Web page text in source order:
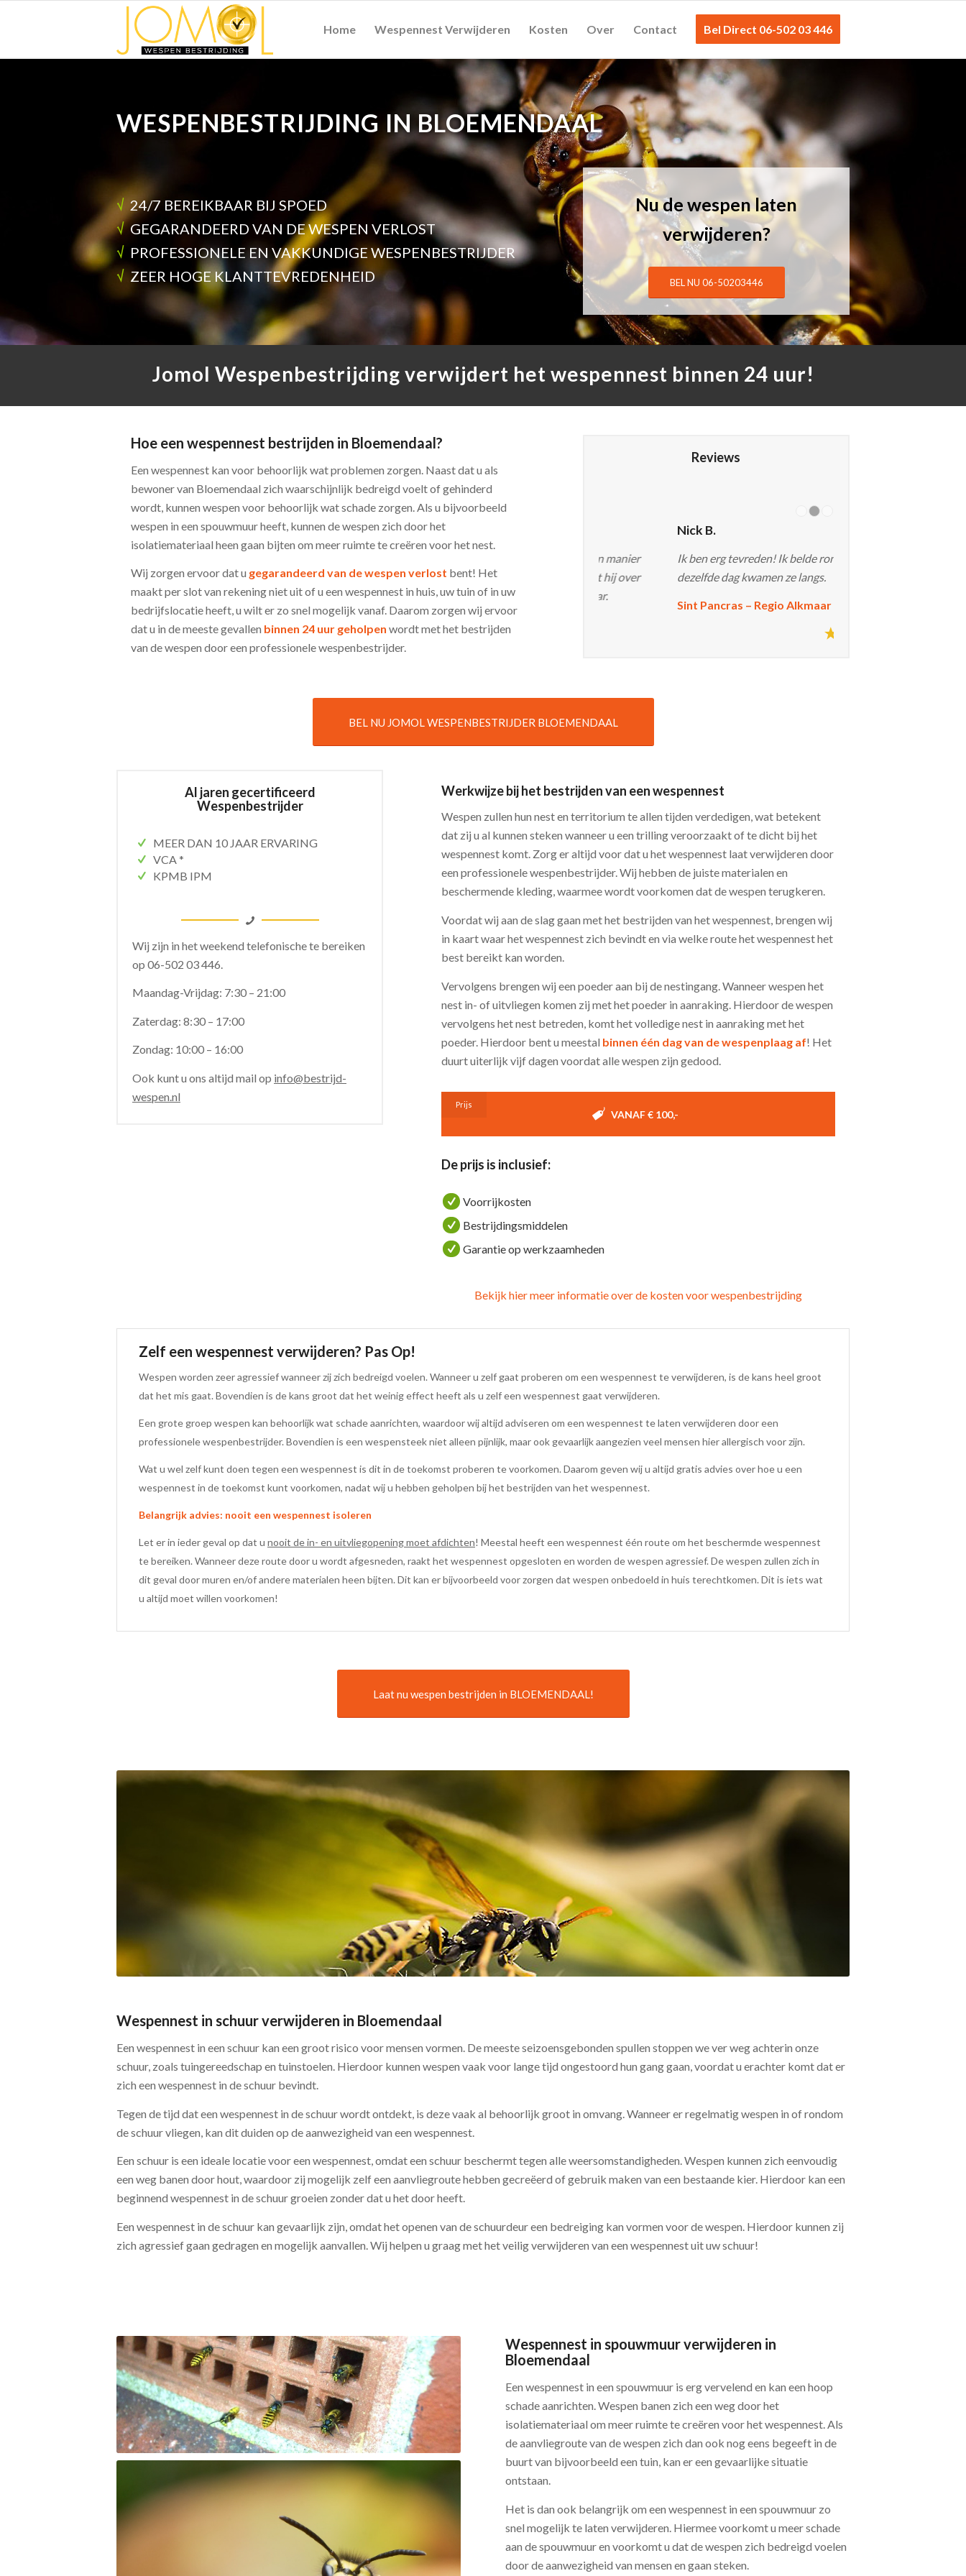
Home Wespennest Verwijderen Kosten Over Contact Bel Direct 06-502 03 446
WESPENBESTRIJDING IN BLOEMENDAAL
√ 24/7 BEREIKBAAR BIJ SPOED
√GEGARANDEERD VAN DE WESPEN VERLOST
√ PROFESSIONELE EN VAKKUNDIGE WESPENBESTRIJDER
√ ZEER HOGE KLANTTEVREDENHEID
Nu de wespen laten
verwijderen?
BEL NU 06-50203446
Jomol Wespenbestrijding verwijdert het wespennest binnen 24 uur!
Hoe een wespennest bestrijden in Bloemendaal?
Een wespennest kan voor behoorlijk wat problemen zorgen. Naast dat u als
bewoner van Bloemendaal zich waarschijnlijk bedreigd voelt of gehinderd
wordt, kunnen wespen voor behoorlijk wat schade zorgen. Als u bijvoorbeeld
wespen in een spouwmuur heeft, kunnen de wespen zich door het
isolatiemateriaal heen gaan bijten om meer ruimte te creëren voor het nest.
Wij zorgen ervoor dat u gegarandeerd van de wespen verlost bent! Het
maakt per slot van rekening niet uit of u een wespennest in huis, uw tuin of in uw
bedrijfslocatie heeft, u wilt er zo snel mogelijk vanaf. Daarom zorgen wij ervoor
dat u in de meeste gevallen binnen 24 uur geholpen wordt met het bestrijden
van de wespen door een professionele wespenbestrijder.
Reviews
Ik ben erg tevreden! Ik belde rond 11 uur en nog
dezelfde dag kwamen ze langs.
Sint Pancras – Regio Alkmaar
BEL NU JOMOL WESPENBESTRIJDER BLOEMENDAAL
Al jaren gecertificeerd
Wespenbestrijder
MEER DAN 10 JAAR ERVARING
VCA *
KPMB IPM
Wij zijn in het weekend telefonische te bereiken
op 06-502 03 446.
Maandag-Vrijdag: 7:30 – 21:00
Zaterdag: 8:30 – 17:00
Zondag: 10:00 – 16:00
Ook kunt u ons altijd mail op info@bestrijd-
wespen.nl
Werkwijze bij het bestrijden van een wespennest
Wespen zullen hun nest en territorium te allen tijden verdedigen, wat betekent
dat zij u al kunnen steken wanneer u een trilling veroorzaakt of te dicht bij het
wespennest komt. Zorg er altijd voor dat u het wespennest laat verwijderen door
een professionele wespenbestrijder. Wij hebben de juiste materialen en
beschermende kleding, waarmee wordt voorkomen dat de wespen terugkeren.
Voordat wij aan de slag gaan met het bestrijden van het wespennest, brengen wij
in kaart waar het wespennest zich bevindt en via welke route het wespennest het
best bereikt kan worden.
Vervolgens brengen wij een poeder aan bij de nestingang. Wanneer wespen het
nest in- of uitvliegen komen zij met het poeder in aanraking. Hierdoor de wespen
vervolgens het nest betreden, komt het volledige nest in aanraking met het
poeder. Hierdoor bent u meestal binnen één dag van de wespenplaag af! Het
duurt uiterlijk vijf dagen voordat alle wespen zijn gedood.
Prijs
VANAF € 100,-
De prijs is inclusief:
Voorrijkosten
Bestrijdingsmiddelen
Garantie op werkzaamheden
Bekijk hier meer informatie over de kosten voor wespenbestrijding
Zelf een wespennest verwijderen? Pas Op!
Wespen worden zeer agressief wanneer zij zich bedreigd voelen. Wanneer u zelf gaat proberen om een wespennest te verwijderen, is de kans heel groot
dat het mis gaat. Bovendien is de kans groot dat het weinig effect heeft als u zelf een wespennest gaat verwijderen.
Een grote groep wespen kan behoorlijk wat schade aanrichten, waardoor wij altijd adviseren om een wespennest te laten verwijderen door een
professionele wespenbestrijder. Bovendien is een wespensteek niet alleen pijnlijk, maar ook gevaarlijk aangezien veel mensen hier allergisch voor zijn.
Wat u wel zelf kunt doen tegen een wespennest is dit in de toekomst proberen te voorkomen. Daarom geven wij u altijd gratis advies over hoe u een
wespennest in de toekomst kunt voorkomen, nadat wij u hebben geholpen bij het bestrijden van het wespennest.
Belangrijk advies: nooit een wespennest isoleren
Let er in ieder geval op dat u nooit de in- en uitvliegopening moet afdichten! Meestal heeft een wespennest één route om het beschermde wespennest
te bereiken. Wanneer deze route door u wordt afgesneden, raakt het wespennest opgesloten en worden de wespen agressief. De wespen zullen zich in
dit geval door muren en/of andere materialen heen bijten. Dit kan er bijvoorbeeld voor zorgen dat wespen onbedoeld in huis terechtkomen. Dit is iets wat
u altijd moet willen voorkomen!
Laat nu wespen bestrijden in BLOEMENDAAL!
Wespennest in schuur verwijderen in Bloemendaal
Een wespennest in een schuur kan een groot risico voor mensen vormen. De meeste seizoensgebonden spullen stoppen we ver weg achterin onze
schuur, zoals tuingereedschap en tuinstoelen. Hierdoor kunnen wespen vaak voor lange tijd ongestoord hun gang gaan, voordat u erachter komt dat er
zich een wespennest in de schuur bevindt.
Tegen de tijd dat een wespennest in de schuur wordt ontdekt, is deze vaak al behoorlijk groot in omvang. Wanneer er regelmatig wespen in of rondom
de schuur vliegen, kan dit duiden op de aanwezigheid van een wespennest.
Een schuur is een ideale locatie voor een wespennest, omdat een schuur beschermt tegen alle weersomstandigheden. Wespen kunnen zich eenvoudig
een weg banen door hout, waardoor zij mogelijk zelf een aanvliegroute hebben gecreëerd of gebruik maken van een bestaande kier. Hierdoor kan een
beginnend wespennest in de schuur groeien zonder dat u het door heeft.
Een wespennest in de schuur kan gevaarlijk zijn, omdat het openen van de schuurdeur een bedreiging kan vormen voor de wespen. Hierdoor kunnen zij
zich agressief gaan gedragen en mogelijk aanvallen. Wij helpen u graag met het veilig verwijderen van een wespennest uit uw schuur!
Wespennest in spouwmuur verwijderen in
Bloemendaal
Een wespennest in een spouwmuur is erg vervelend en kan een hoop
schade aanrichten. Wespen banen zich een weg door het
isolatiemateriaal om meer ruimte te creëren voor het wespennest. Als
de aanvliegroute van de wespen zich dan ook nog eens begeeft in de
buurt van bijvoorbeeld een tuin, kan er een gevaarlijke situatie
ontstaan.
Het is dan ook belangrijk om een wespennest in een spouwmuur zo
snel mogelijk te laten verwijderen. Hiermee voorkomt u meer schade
aan de spouwmuur en voorkomt u dat de wespen zich bedreigd voelen
door de aanwezigheid van mensen en gaan steken.